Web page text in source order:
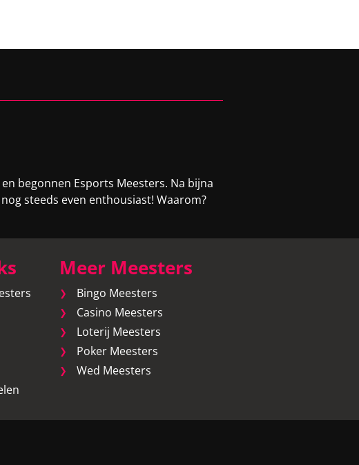
begonnen Esports Meesters. Na bijna
steeds even enthousiast! Waarom?
Meer Meesters
Bingo Meesters
Casino Meesters
Loterij Meesters
Poker Meesters
Wed Meesters